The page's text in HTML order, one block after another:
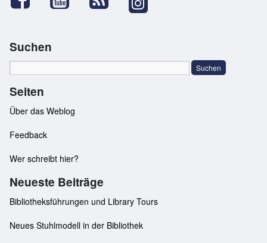
Suchen
Seiten
Über das Weblog
Feedback
Wer schreibt hier?
Neueste Beiträge
Bibliotheksführungen und Library Tours
Neues Stuhlmodell in der Bibliothek